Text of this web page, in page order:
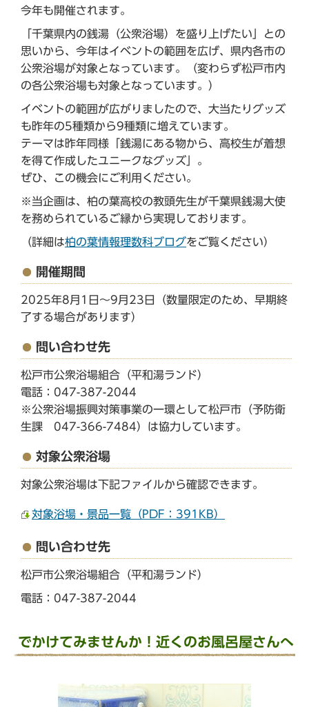
今年も開催されます。
「千葉県内の銭湯（公衆浴場）を盛り上げたい」との
思いから、今年はイベントの範囲を広げ、県内各市の
公衆浴場が対象となっています。（変わらず松戸市内
の各公衆浴場も対象となっています。）
イベントの範囲が広がりましたので、大当たりグッズ
も昨年の5種類から9種類に増えています。
テーマは昨年同様「銭湯にある物から、高校生が着想
を得て作成したユニークなグッズ」。
ぜひ、この機会にご利用ください。
※当企画は、柏の葉高校の教頭先生が千葉県銭湯大使
を務められているご縁から実現しております。
（詳細は柏の葉情報理数科ブログをご覧ください）
開催期間
2025年8月1日～9月23日（数量限定のため、早期終
了する場合があります）
問い合わせ先
松戸市公衆浴場組合（平和湯ランド）
電話：047-387-2044
※公衆浴場振興対策事業の一環として松戸市（予防衛
生課 047-366-7484）は協力しています。
対象公衆浴場
対象公衆浴場は下記ファイルから確認できます。
対象浴場・景品一覧（PDF：391KB）
問い合わせ先
松戸市公衆浴場組合（平和湯ランド）
電話：047-387-2044
でかけてみませんか！近くのお風呂屋さんへ